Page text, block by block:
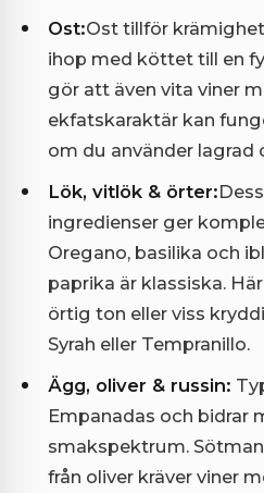
Ost:Ost tillför
ihop med köttet till en
gör att även vita viner
ekfatskaraktär kan
om du använder lagrad
Lök, vitlök & örter:
ingredienser ger
Oregano, basilika och
paprika är klassiska.
örtig ton eller viss
Syrah eller Tempranillo.
Ägg, oliver & russin:
Empanadas och bidrar
smakspektrum.
från oliver kräver viner